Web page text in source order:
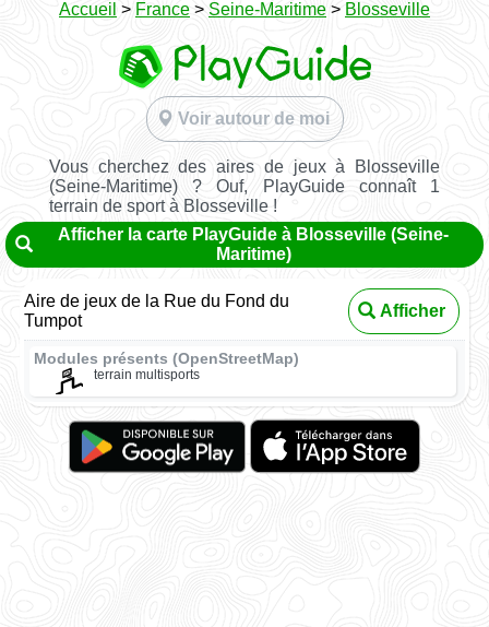
Accueil > France > Seine-Maritime > Blosseville
Voir autour de moi
Vous cherchez des aires de jeux à Blosseville
(Seine-Maritime) ? Ouf, PlayGuide connaît 1
terrain de sport à Blosseville !
Afficher la carte PlayGuide à Blosseville (Seine-
Maritime)
Aire de jeux de la Rue du Fond du
Tumpot
Afficher
Modules présents (OpenStreetMap)
terrain multisports